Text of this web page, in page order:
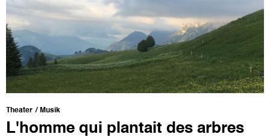
Theater Musik
L'homme qui plantait des arbres